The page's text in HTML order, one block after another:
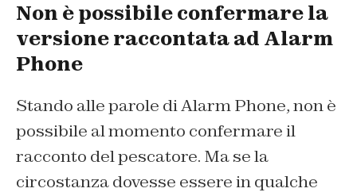
Non è possibile confermare la
versione raccontata ad Alarm
Phone
Stando alle parole di Alarm Phone, non è
possibile al momento confermare il
racconto del pescatore. Ma se la
circostanza dovesse essere in qualche